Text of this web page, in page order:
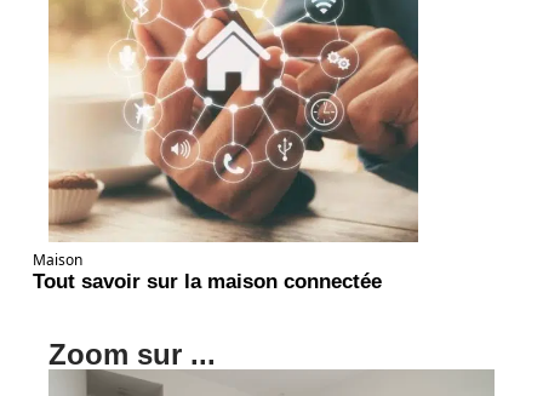
Maison
Tout savoir sur la maison connectée
Zoom sur ...